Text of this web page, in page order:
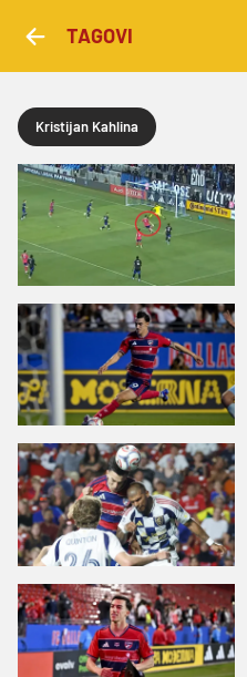
TAGOVI
Kristijan Kahlina